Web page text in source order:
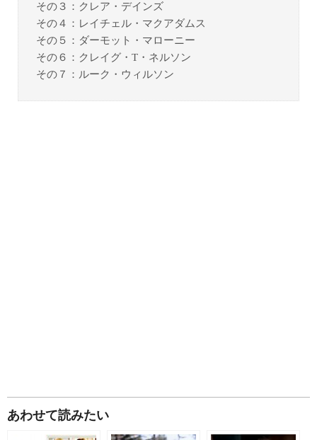
その３：クレア・デインズ
その４：レイチェル・マクアダムス
その５：ダーモット・マローニー
その６：クレイグ・T・ネルソン
その７：ルーク・ウィルソン
あわせて読みたい